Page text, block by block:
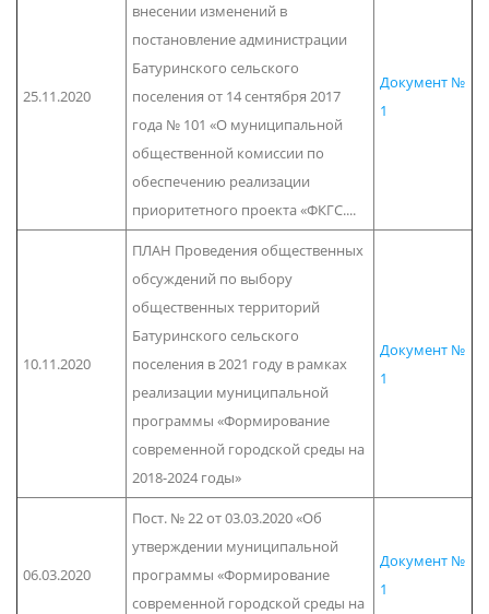
25.11.2020
внесении изменений в
постановление администрации
Батуринского сельского
поселения от 14 сентября 2017
года № 101 «О муниципальной
общественной комиссии по
обеспечению реализации
приоритетного проекта «ФКГС....
Документ №
1
10.11.2020
ПЛАН Проведения общественных
обсуждений по выбору
общественных территорий
Батуринского сельского
поселения в 2021 году в рамках
реализации муниципальной
программы «Формирование
современной городской среды на
2018-2024 годы»
Документ №
1
06.03.2020
Пост. № 22 от 03.03.2020 «Об
утверждении муниципальной
программы «Формирование
современной городской среды на
Документ №
1